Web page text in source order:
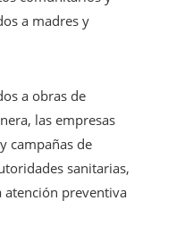
a madres y
a obras de
las empresas
campañas de
sanitarias,
atención preventiva